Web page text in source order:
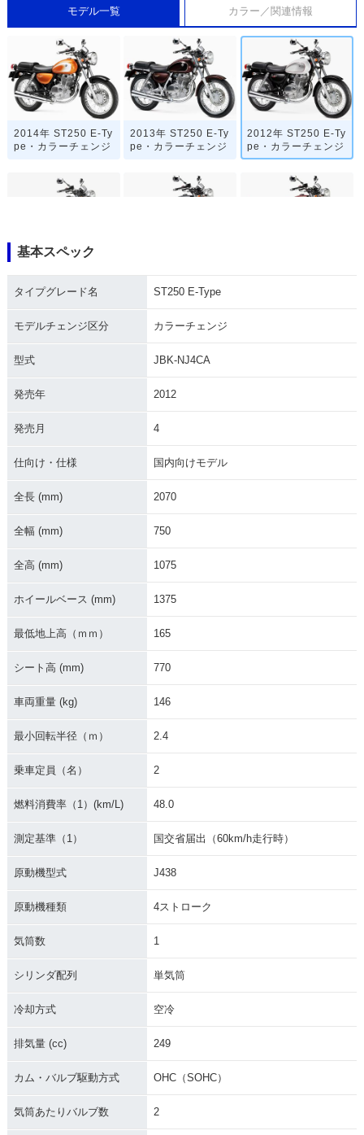
モデル一覧 カラー／関連情報
2014年 ST250 E-Ty
pe・カラーチェンジ
2013年 ST250 E-Ty
pe・カラーチェンジ
2012年 ST250 E-Ty
pe・カラーチェンジ
pe・カラーチェンジ
ラーチェンジ
2005年 ST250・カ
ラーチェンジ
pe Sカスタマイズ・
2004年 ST250 E-Ty
2004年 ST250・新
基本スペック
タイプグレード名 ST250 E-Type
モデルチェンジ区分 カラーチェンジ
型式 JBK-NJ4CA
発売年 2012
発売月 4
仕向け・仕様 国内向けモデル
全長 (mm) 2070
全幅 (mm) 750
全高 (mm) 1075
ホイールベース (mm) 1375
最低地上高（ｍｍ） 165
シート高 (mm) 770
車両重量 (kg) 146
最小回転半径（ｍ） 2.4
乗車定員（名） 2
燃料消費率（1）(km/L) 48.0
測定基準（1） 国交省届出（60km/h走行時）
原動機型式 J438
原動機種類 4ストローク
気筒数 1
シリンダ配列 単気筒
冷却方式 空冷
排気量 (cc) 249
カム・バルブ駆動方式 OHC（SOHC）
気筒あたりバルブ数 2